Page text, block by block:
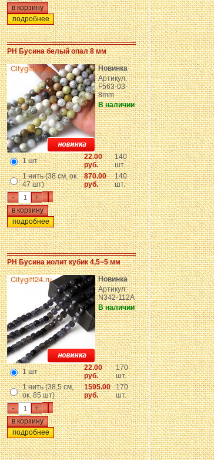
подробнее
PH Бусина белый опал 8 мм
Новинка
Артикул:
F563-03-
8mm
В наличии
1 шт
22.00
руб.
140
шт.
1 нить (38 см, ок.
47 шт)
870.00
руб.
140
шт.
- +
подробнее
PH Бусина иолит кубик 4,5~5 мм
Новинка
Артикул:
N342-112A
В наличии
1 шт
22.00
руб.
170
шт.
1 нить (38,5 см,
ок. 85 шт)
1595.00
руб.
170
шт.
- +
подробнее